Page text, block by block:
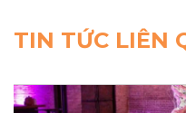
TIN TỨC LIÊN